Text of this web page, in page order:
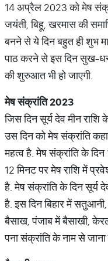
14 अप्रैल 2023 को मेष
जयंती, बिहू, खरमास की
बनने से ये दिन बहुत ही शुभ
पाठ करने से इस दिन सुख-धन
की शुरुआत भी हो जाएगी.
मेषसंक्रांति2023
जिस दिन सूर्य देव मीन
उस दिन को मेष संक्रांति
महत्व है. मेष संक्रांति के
12 मिनट पर मेष राशि में
है. मेष संक्रांति के दिन सूर्य
है. इस दिन बिहार में
बैसाख, पंजाब में बैसाखी,
पना संक्रांति के नाम से जाना